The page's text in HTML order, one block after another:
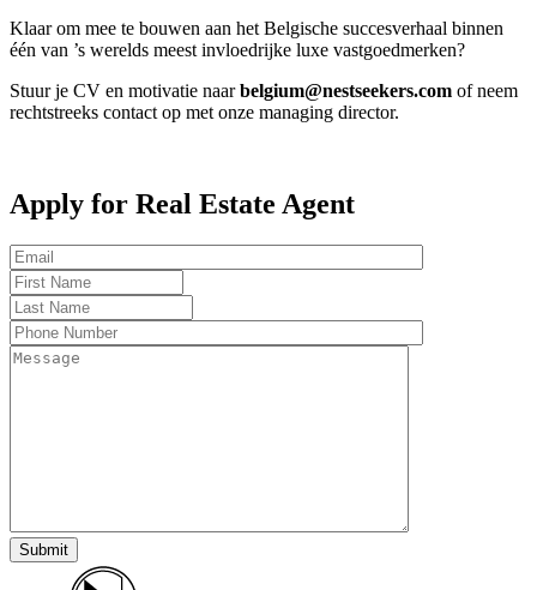
Klaar om mee te bouwen aan het Belgische succesverhaal binnen
één van ’s werelds meest invloedrijke luxe vastgoedmerken?
Stuur je CV en motivatie naarbelgium@nestseekers.com of neem
rechtstreeks contact op met onze managing director.
Apply for Real Estate Agent